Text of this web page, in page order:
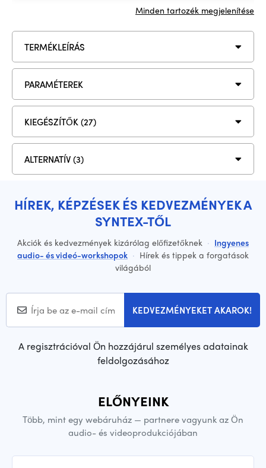
Minden tartozék megjelenítése
TERMÉKLEÍRÁS
PARAMÉTEREK
KIEGÉSZÍTŐK (27)
ALTERNATÍV (3)
HÍREK, KÉPZÉSEK ÉS KEDVEZMÉNYEK A
SYNTEX-TŐL
Akciók és kedvezmények kizárólag előfizetőknek · Ingyenes
audio- és videó-workshopok · Hírek és tippek a forgatások
világából
KEDVEZMÉNYEKET AKAROK!
A regisztrációval Ön hozzájárul személyes adatainak
feldolgozásához
ELŐNYEINK
Több, mint egy webáruház — partnere vagyunk az Ön
audio- és videoprodukciójában